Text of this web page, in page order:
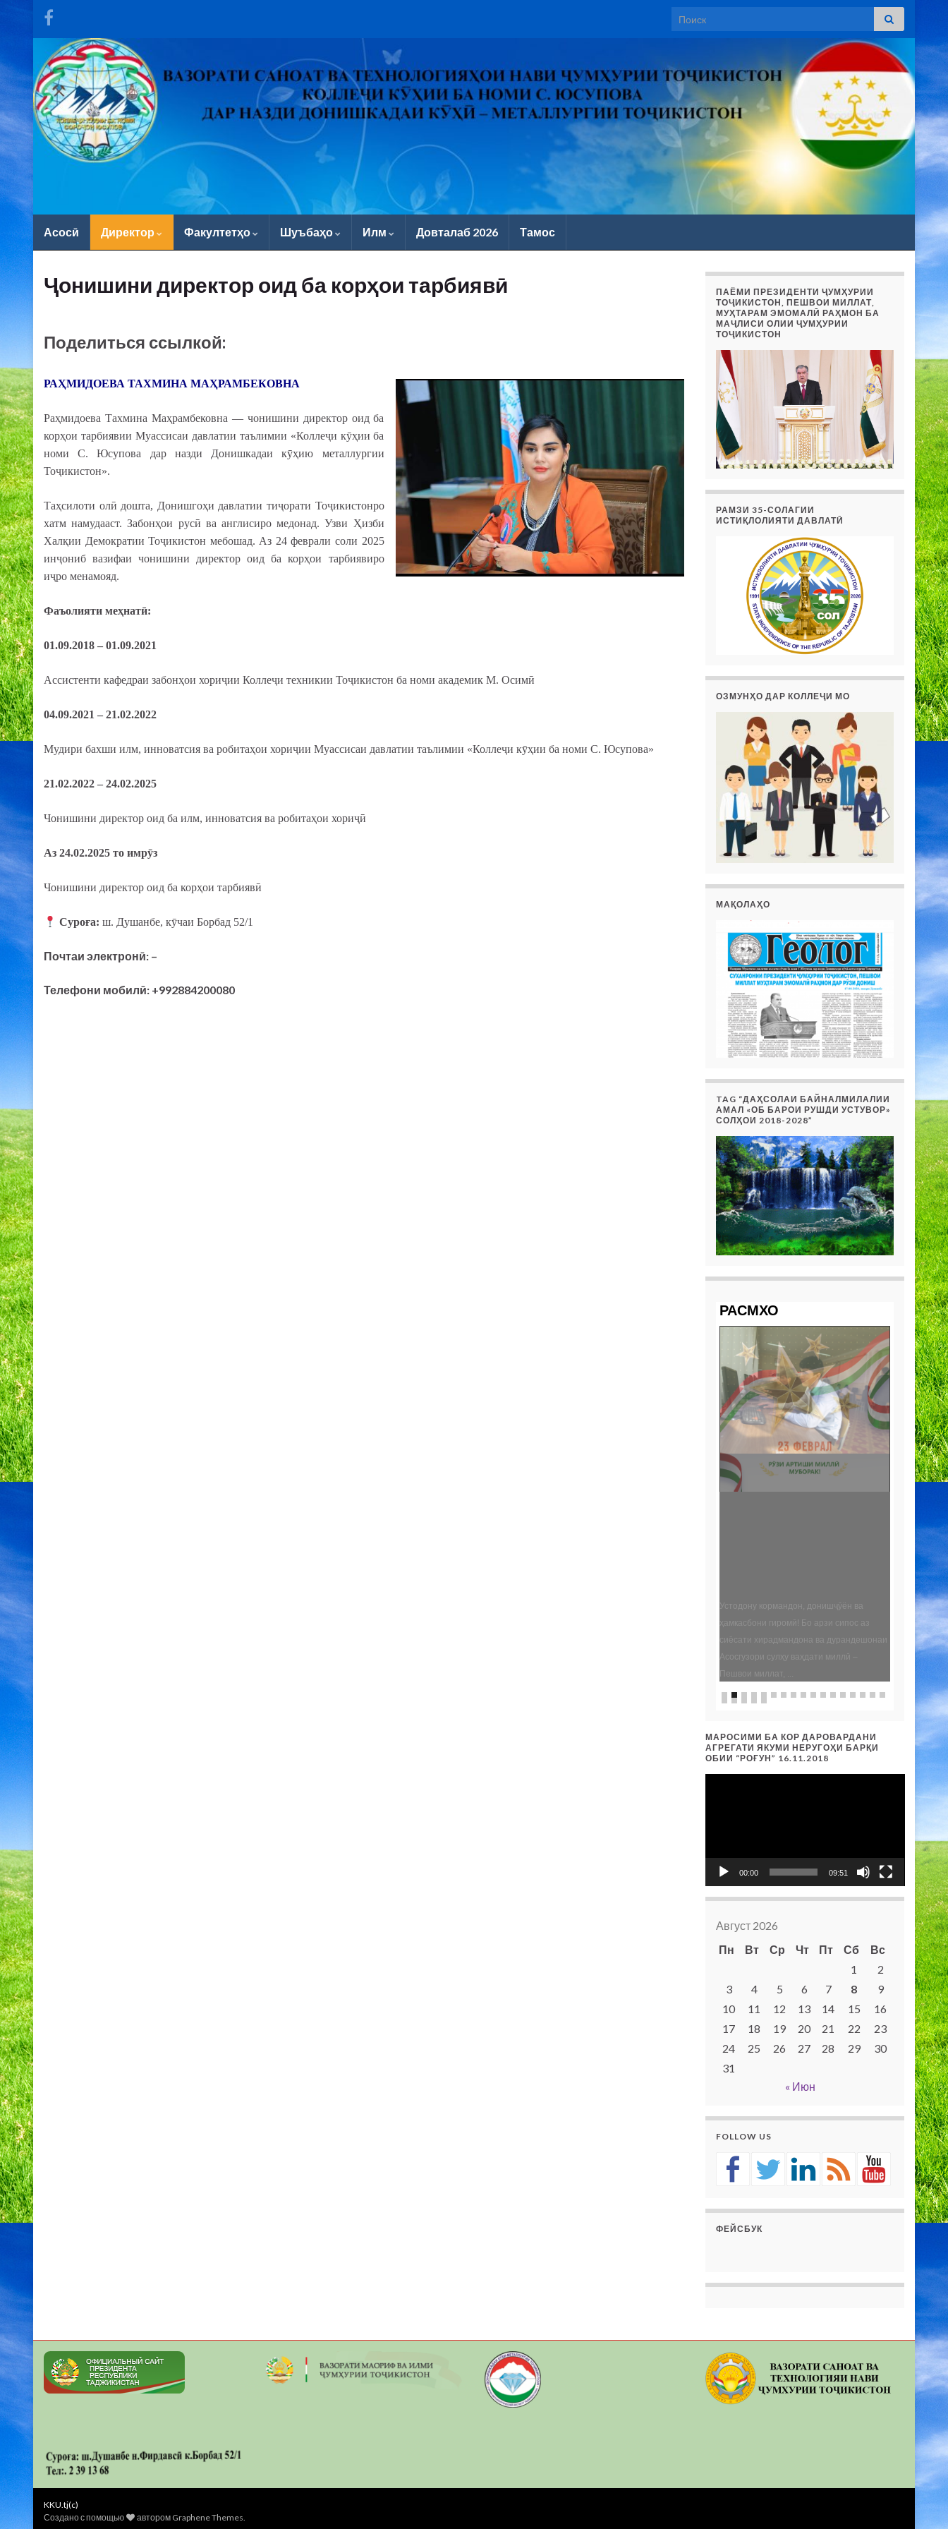
Search for:
Асосӣ Директор Факултетҳо Шуъбаҳо Илм Довталаб 2026 Тамос
Ҷонишини директор оид ба корҳои тарбиявӣ
Поделиться ссылкой:
РАҲМИДОЕВА ТАХМИНА МАҲРАМБЕКОВНА
Раҳмидоева Тахмина Маҳрамбековна — чонишини директор оид ба
корҳои тарбиявии Муассисаи давлатии таълимии «Коллеҷи кӯҳии ба
номи С. Юсупова дар назди Донишкадаи кӯҳию металлургии
Тоҷикистон».
Таҳсилоти олӣ дошта, Донишгоҳи давлатии тиҷорати Тоҷикистонро
хатм намудааст. Забонҳои русӣ ва англисиро медонад. Узви Ҳизби
Халқии Демократии Тоҷикистон мебошад. Аз 24 феврали соли 2025
инҷониб вазифаи чонишини директор оид ба корҳои тарбиявиро
иҷро менамояд.
Фаъолияти меҳнатӣ:
01.09.2018 – 01.09.2021
Ассистенти кафедраи забонҳои хориҷии Коллеҷи техникии Тоҷикистон ба номи академик М. Осимӣ
04.09.2021 – 21.02.2022
Мудири бахши илм, инноватсия ва робитаҳои хориҷии Муассисаи давлатии таълимии «Коллеҷи кӯҳии ба номи С. Юсупова»
21.02.2022 – 24.02.2025
Чонишини директор оид ба илм, инноватсия ва робитаҳои хориҷӣ
Аз 24.02.2025 то имрӯз
Чонишини директор оид ба корҳои тарбиявӣ
Суроға: ш. Душанбе, кӯчаи Борбад 52/1
Почтаи электронӣ: –
Телефони мобилӣ: +992884200080
ПАЁМИ ПРЕЗИДЕНТИ ҶУМҲУРИИ
ТОҶИКИСТОН, ПЕШВОИ МИЛЛАТ,
МУҲТАРАМ ЭМОМАЛӢ РАҲМОН БА
МАҶЛИСИ ОЛИИ ҶУМҲУРИИ
ТОҶИКИСТОН
РАМЗИ 35-СОЛАГИИ
ИСТИҚЛОЛИЯТИ ДАВЛАТӢ
ОЗМУНҲО ДАР КОЛЛЕҶИ МО
МАҚОЛАҲО
TAG “ДАҲСОЛАИ БАЙНАЛМИЛАЛИИ
АМАЛ «ОБ БАРОИ РУШДИ УСТУВОР»
СОЛҲОИ 2018-2028”
РАСМХО
Маркази тести
МАРОСИМИ БА КОР ДАРОВАРДАНИ
АГРЕГАТИ ЯКУМИ НЕРУГОҲИ БАРҚИ
ОБИИ “РОҒУН” 16.11.2018
00:00 09:51
Август 2026
Пн
Вт Ср Чт Пт Сб
Вс
1
2
3
4 5 6 7 8
9
10
11 12 13 14 15
16
17
18 19 20 21 22
23
24
25 26 27 28 29
30
31
« Июн
FOLLOW US
ФЕЙСБУК
KKU.tj(c)
Создано с помощью
автором Graphene Themes